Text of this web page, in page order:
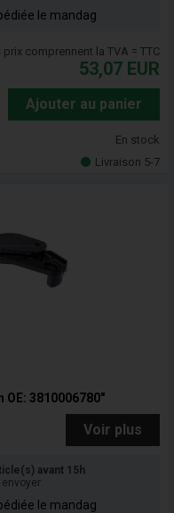
le mandag
prix comprennent la TVA = TTC
53,07 EUR
Ajouter au panier
En stock
Livraison 5-7
3810006780"
Voir plus
avant 15h
le mandag